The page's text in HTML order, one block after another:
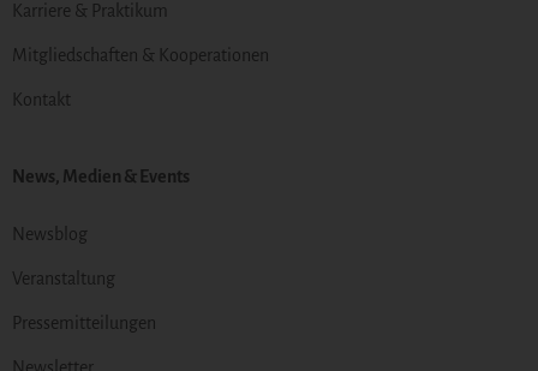
Karriere & Praktikum
Mitgliedschaften & Kooperationen
Kontakt
News, Medien & Events
Newsblog
Veranstaltung
Pressemitteilungen